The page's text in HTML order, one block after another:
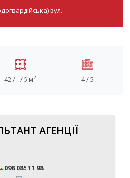
вул.
42 / - / 5 м2 4 / 5
АГЕНЦІЇ
098 085 11 98